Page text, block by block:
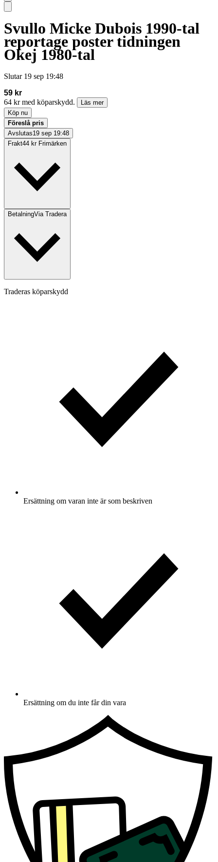
Svullo Micke Dubois 1990-tal
reportage poster tidningen
Okej 1980-tal
Slutar 19 sep 19:48
59 kr
64 kr med köparskydd.
Läs mer
Köp nu
Föreslå pris
Avslutas19 sep 19:48
Frakt44 kr Frimärken
BetalningVia Tradera
Traderas köparskydd
Ersättning om varan inte är som beskriven
Ersättning om du inte får din vara